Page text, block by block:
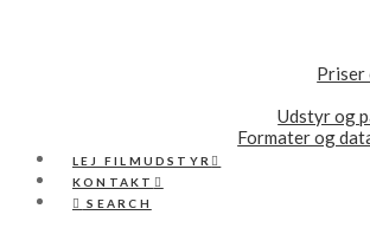
Priser
Udstyr og
Formater og
LEJ FILMUDSTYR
KONTAKT
SEARCH